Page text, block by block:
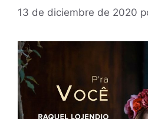
13 de diciembre de 2020